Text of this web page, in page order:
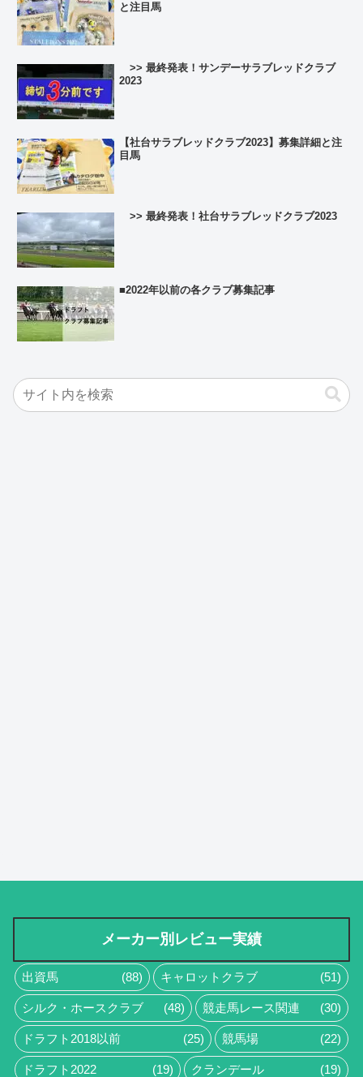
と注目馬
>> 最終発表！サンデーサラブレッドクラブ
2023
【社台サラブレッドクラブ2023】募集詳細と注
目馬
>> 最終発表！社台サラブレッドクラブ2023
■2022年以前の各クラブ募集記事
メーカー別レビュー実績
出資馬 (88) キャロットクラブ (51)
シルク・ホースクラブ (48) 競走馬レース関連 (30)
ドラフト2018以前 (25) 競馬場 (22)
ドラフト2022 (19) クランデール (19)